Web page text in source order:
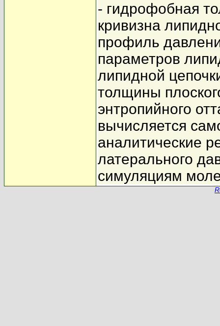
- гидрофобная
кривизна
профиль
параметров
липидной
толщины
энтропийного
вычисляется
аналитические
латерального
симуляциям